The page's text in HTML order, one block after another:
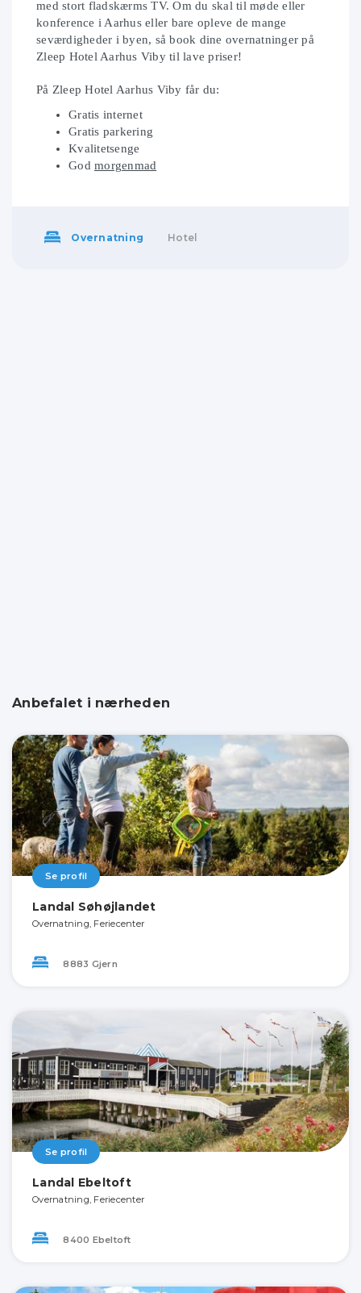
med stort fladskærms TV. Om du skal til møde eller
konference i Aarhus eller bare opleve de mange
seværdigheder i byen, så book dine overnatninger på
Zleep Hotel Aarhus Viby til lave priser!
På Zleep Hotel Aarhus Viby får du:
Gratis internet
Gratis parkering
Kvalitetsenge
God morgenmad
Overnatning Hotel
Anbefalet i nærheden
Se profil
Landal Søhøjlandet
Overnatning, Feriecenter
8883 Gjern
Se profil
Landal Ebeltoft
Overnatning, Feriecenter
8400 Ebeltoft